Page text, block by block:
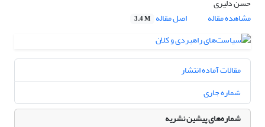
حسن دلیری
مشاهده مقاله
اصل مقاله 3.4 M
مقالات آماده انتشار
شماره جاری
شماره‌های پیشین نشریه